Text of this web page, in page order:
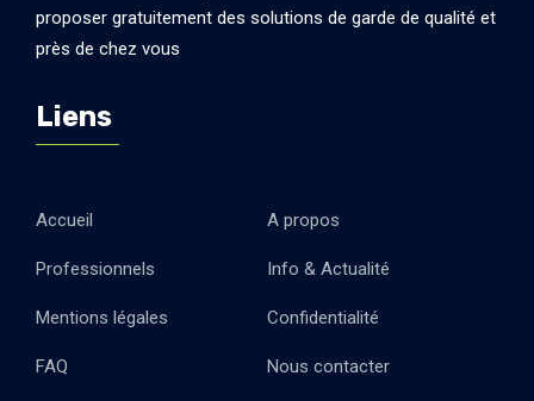
proposer gratuitement des solutions de garde de qualité et
près de chez vous
Liens
Accueil A propos
Professionnels Info & Actualité
Mentions légales Confidentialité
FAQ Nous contacter